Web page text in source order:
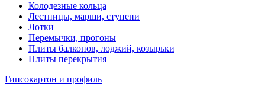
Колодезные кольца
Лестницы, марши, ступени
Лотки
Перемычки, прогоны
Плиты балконов, лоджий, козырьки
Плиты перекрытия
Гипсокартон и профиль